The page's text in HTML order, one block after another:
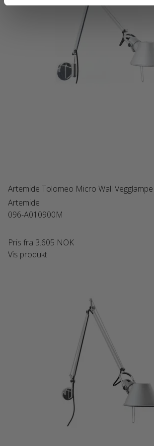
Artemide Tolomeo Micro Wall Vegglampe
Artemide
096-A010900M
Pris fra 3.605 NOK
Vis produkt